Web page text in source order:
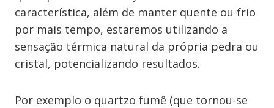
característica, além de manter quente ou frio
por mais tempo, estaremos utilizando a
sensação térmica natural da própria pedra ou
cristal, potencializando resultados.
Por exemplo o quartzo fumê (que tornou-se